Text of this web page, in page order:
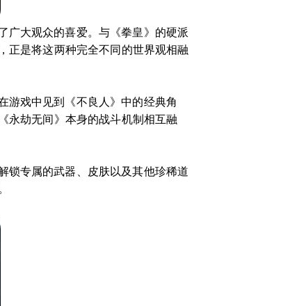
广大观众的喜爱。与《拳皇》的硬派
正是将这两种完全不同的世界观相融
游戏中见到《不良人》中的经典角
永劫无间》本身的战斗机制相互融
锁专属的武器、皮肤以及其他珍稀道